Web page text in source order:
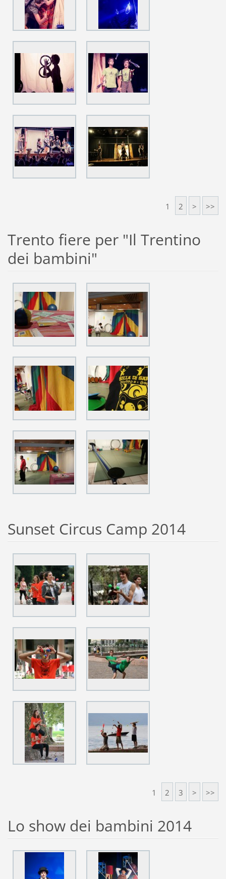
1 2 > >>
Trento fiere per "Il Trentino
dei bambini"
Sunset Circus Camp 2014
1 2 3 > >>
Lo show dei bambini 2014